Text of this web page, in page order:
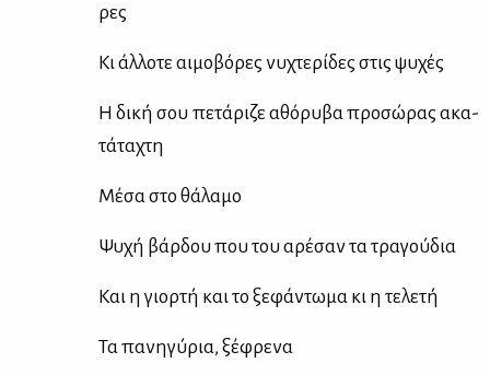
ρες
Κι άλ­λο­τε αι­μο­βό­ρες νυ­χτε­ρί­δες στις ψυ­χές
Η δι­κή σου πε­τά­ρι­ζε αθό­ρυ­βα προ­σώ­ρας ακα­
τά­τα­χτη
Μέ­σα στο θά­λα­μο
Ψυ­χή βάρ­δου που του αρέ­σαν τα τρα­γού­δια
Και η γιορ­τή και το ξε­φά­ντω­μα κι η τε­λε­τή
Τα πα­νη­γύ­ρια, ξέ­φρε­να